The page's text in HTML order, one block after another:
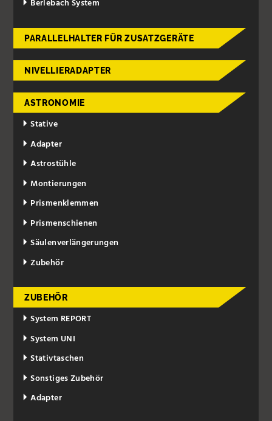
Berlebach System
PARALLELHALTER FÜR ZUSATZGERÄTE
NIVELLIERADAPTER
ASTRONOMIE
Stative
Adapter
Astrostühle
Montierungen
Prismenklemmen
Prismenschienen
Säulenverlängerungen
Zubehör
ZUBEHÖR
System REPORT
System UNI
Stativtaschen
Sonstiges Zubehör
Adapter